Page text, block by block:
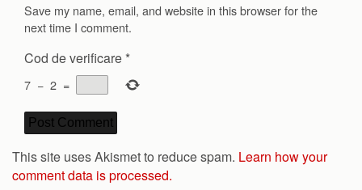
Save my name, email, and website in this browser for the
next time I comment.
Cod de verificare *
7 − 2 =
This site uses Akismet to reduce spam. Learn how your
comment data is processed.